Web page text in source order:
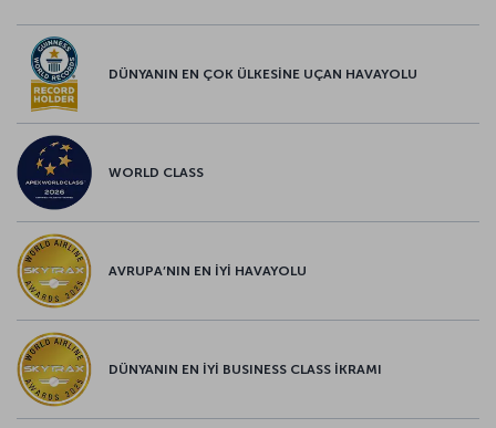
DÜNYANIN EN ÇOK ÜLKESİNE UÇAN HAVAYOLU
WORLD CLASS
AVRUPA’NIN EN İYİ HAVAYOLU
DÜNYANIN EN İYİ BUSINESS CLASS İKRAMI